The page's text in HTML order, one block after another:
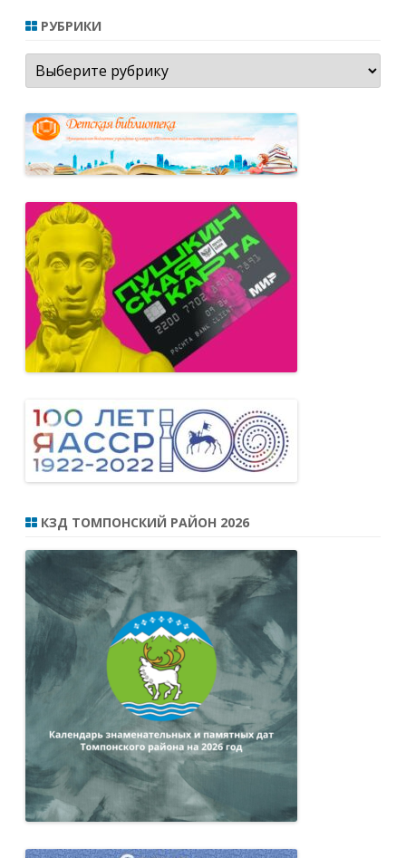
РУБРИКИ
Рубрики
КЗД ТОМПОНСКИЙ РАЙОН 2026